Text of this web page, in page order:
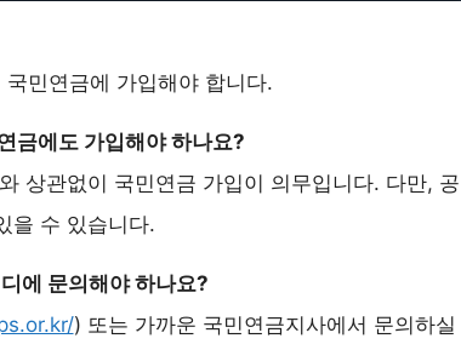
민연금에 가입해야 합니다.
금에도 가입해야 하나요?
상관없이 국민연금 가입이 의무입니다. 다만, 공
을 수 있습니다.
에 문의해야 하나요?
) 또는 가까운 국민연금지사에서 문의하실